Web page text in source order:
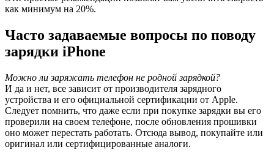
как минимум на 20%.
Часто задаваемые вопросы по поводу
зарядки iPhone
Можно ли заряжать телефон не родной зарядкой?
И да и нет, все зависит от производителя зарядного
устройства и его официальной сертификации от Apple.
Следует помнить, что даже если при покупке зарядки вы его
проверили на своем телефоне, после обновления прошивки
оно может перестать работать. Отсюда вывод, покупайте или
оригинал или сертифицированные аналоги.